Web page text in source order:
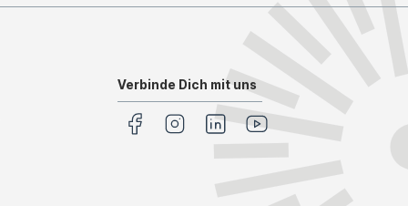
Verbinde Dich mit uns